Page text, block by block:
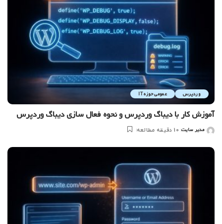
وردپرس عمومی حوزه IT
آموزش کار با دیباگ وردپرس و نحوه فعال سازی دیباگ وردپرس
ارسال
توسط
مدیر سایت 10 دقیقه مطالعه